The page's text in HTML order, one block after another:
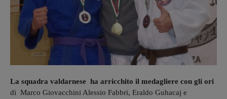
La squadra valdarnese ha arricchito il medagliere con gli ori
di Marco Giovacchini Alessio Fabbri, Eraldo Guhacaj e